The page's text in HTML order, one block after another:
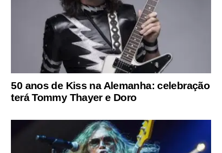
50 anos de Kiss na Alemanha: celebração
terá Tommy Thayer e Doro